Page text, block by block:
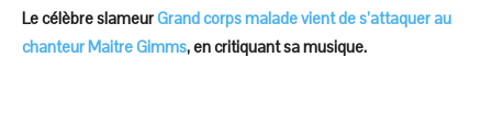
Le célèbre slameurGrand corps malade vient de s’attaquer au
chanteur Maitre Gimms, en critiquant sa musique.